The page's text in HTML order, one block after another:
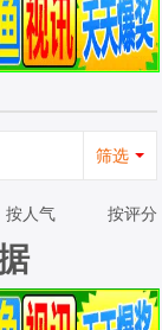
筛选
按人气 按评分